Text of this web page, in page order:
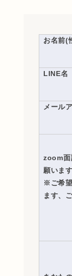
お名前(
LINE名
メール
zoom面
願いま
※ご希
ます、